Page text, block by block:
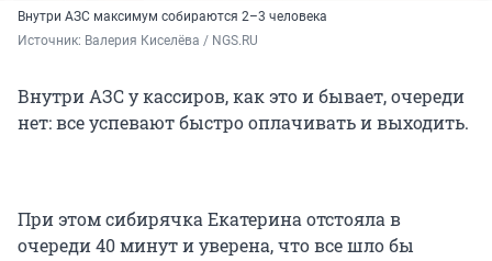
Внутри АЗС максимум собираются 2–3 человека
Источник: Валерия Киселёва / NGS.RU
Внутри АЗС у кассиров, как это и бывает, очереди
нет: все успевают быстро оплачивать и выходить.
При этом сибирячка Екатерина отстояла в
очереди 40 минут и уверена, что все шло бы